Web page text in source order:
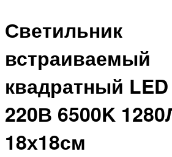
Светильник
встраиваемый
квадратный
220В 6500K
18х18см